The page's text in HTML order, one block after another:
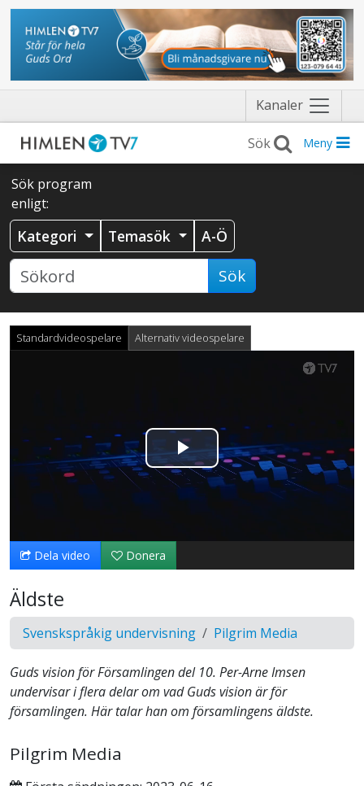
Kanaler Näytä
valikko
Meny
Sök program
enligt:
Kategori Temasök A-Ö
Sök
Standardvideospelare Alternativ videospelare
Spela
upp
video
Dela video Donera
Äldste
Svenskspråkig undervisning Pilgrim Media
Guds vision för Församlingen del 10. Per-Arne Imsen
undervisar i flera delar om vad Guds vision är för
församlingen. Här talar han om församlingens äldste.
Pilgrim Media